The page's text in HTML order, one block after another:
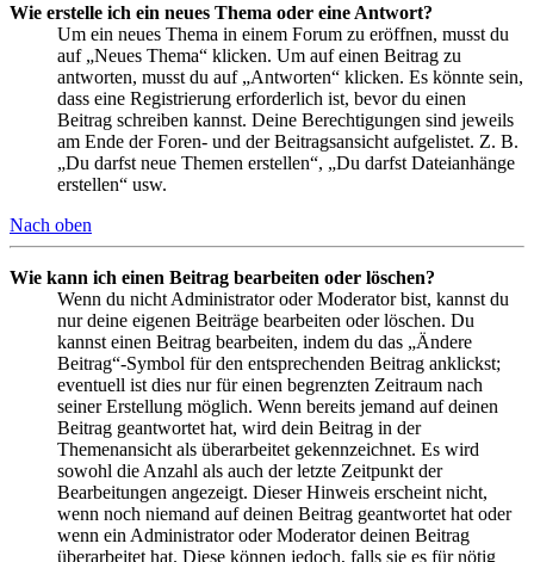
Wie erstelle ich ein neues Thema oder eine Antwort?
Um ein neues Thema in einem Forum zu eröffnen, musst du
auf „Neues Thema“ klicken. Um auf einen Beitrag zu
antworten, musst du auf „Antworten“ klicken. Es könnte sein,
dass eine Registrierung erforderlich ist, bevor du einen
Beitrag schreiben kannst. Deine Berechtigungen sind jeweils
am Ende der Foren- und der Beitragsansicht aufgelistet. Z. B.
„Du darfst neue Themen erstellen“, „Du darfst Dateianhänge
erstellen“ usw.
Nach oben
Wie kann ich einen Beitrag bearbeiten oder löschen?
Wenn du nicht Administrator oder Moderator bist, kannst du
nur deine eigenen Beiträge bearbeiten oder löschen. Du
kannst einen Beitrag bearbeiten, indem du das „Ändere
Beitrag“-Symbol für den entsprechenden Beitrag anklickst;
eventuell ist dies nur für einen begrenzten Zeitraum nach
seiner Erstellung möglich. Wenn bereits jemand auf deinen
Beitrag geantwortet hat, wird dein Beitrag in der
Themenansicht als überarbeitet gekennzeichnet. Es wird
sowohl die Anzahl als auch der letzte Zeitpunkt der
Bearbeitungen angezeigt. Dieser Hinweis erscheint nicht,
wenn noch niemand auf deinen Beitrag geantwortet hat oder
wenn ein Administrator oder Moderator deinen Beitrag
überarbeitet hat. Diese können jedoch, falls sie es für nötig